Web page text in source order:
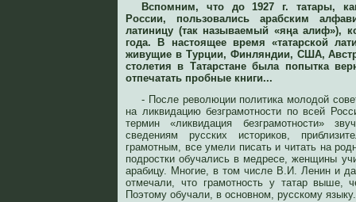
Вспомним, что до 1927 г. татары,
России, пользовались арабским
латиницу (так называемый «яңа алиф»),
года. В настоящее время «татарской
живущие в Турции, Финляндии, США,
столетия в Татарстане была попытка
отпечатать пробные книги...
- После революции политика молодой
на ликвидацию безграмотности по всей
термин «ликвидация безграмотности»
сведениям русских историков,
грамотным, все умели писать и читать на
подростки обучались в медресе, женщины
арабицу. Многие, в том числе В.И. Ленин и
отмечали, что грамотность у татар выше,
Поэтому обучали, в основном, русскому языку.